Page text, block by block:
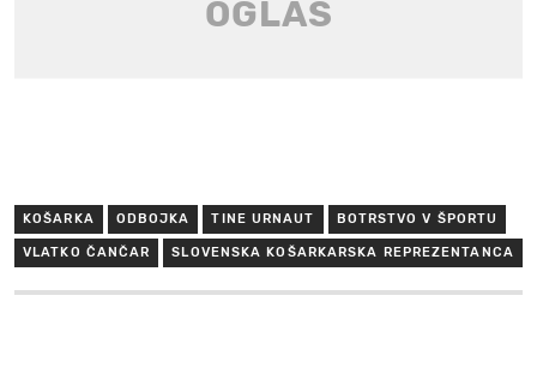
KOŠARKA ODBOJKA TINE URNAUT BOTRSTVO V ŠPORTU
VLATKO ČANČAR SLOVENSKA KOŠARKARSKA REPREZENTANCA